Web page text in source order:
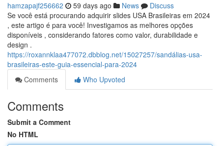
hamzapajf256662 59 days ago News
Discuss
Se você está procurando adquirir slides USA Brasileiras em 2024
, este artigo é para você! Investigamos as melhores opções
disponíveis , considerando fatores como valor, durabilidade e
design .
https://roxannklaa477072.dbblog.net/15027257/sandálias-usa-
brasileiras-este-guia-essencial-para-2024
Comments
Who Upvoted
Comments
Submit a Comment
No HTML